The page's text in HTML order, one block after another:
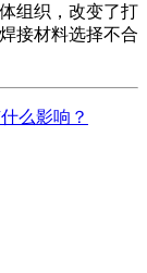
组织，改变了打
接材料选择不合
么影响？